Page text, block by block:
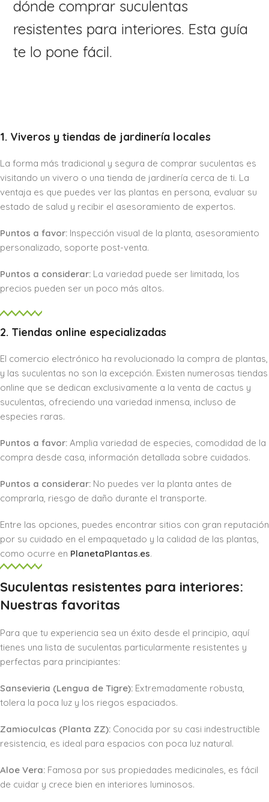
dónde comprar suculentas
resistentes para interiores. Esta guía
te lo pone fácil.
1. Viveros y tiendas de jardinería locales
La forma más tradicional y segura de comprar suculentas es
visitando un vivero o una tienda de jardinería cerca de ti. La
ventaja es que puedes ver las plantas en persona, evaluar su
estado de salud y recibir el asesoramiento de expertos.
Puntos a favor: Inspección visual de la planta, asesoramiento
personalizado, soporte post-venta.
Puntos a considerar: La variedad puede ser limitada, los
precios pueden ser un poco más altos.
2. Tiendas online especializadas
El comercio electrónico ha revolucionado la compra de plantas,
y las suculentas no son la excepción. Existen numerosas tiendas
online que se dedican exclusivamente a la venta de cactus y
suculentas, ofreciendo una variedad inmensa, incluso de
especies raras.
Puntos a favor: Amplia variedad de especies, comodidad de la
compra desde casa, información detallada sobre cuidados.
Puntos a considerar: No puedes ver la planta antes de
comprarla, riesgo de daño durante el transporte.
Entre las opciones, puedes encontrar sitios con gran reputación
por su cuidado en el empaquetado y la calidad de las plantas,
como ocurre en PlanetaPlantas.es.
Suculentas resistentes para interiores:
Nuestras favoritas
Para que tu experiencia sea un éxito desde el principio, aquí
tienes una lista de suculentas particularmente resistentes y
perfectas para principiantes:
Sansevieria (Lengua de Tigre): Extremadamente robusta,
tolera la poca luz y los riegos espaciados.
Zamioculcas (Planta ZZ): Conocida por su casi indestructible
resistencia, es ideal para espacios con poca luz natural.
Aloe Vera: Famosa por sus propiedades medicinales, es fácil
de cuidar y crece bien en interiores luminosos.